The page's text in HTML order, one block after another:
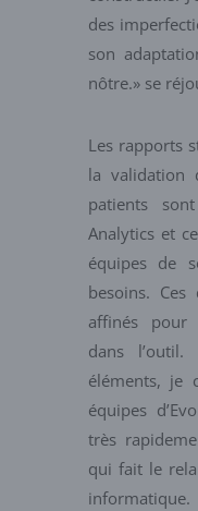
des
son
nôtre.» se
Les rapports
la validation
patients
Analytics et
équipes de
besoins.
affinés pour
dans
éléments, je
équipes
très
qui fait le
informatique.